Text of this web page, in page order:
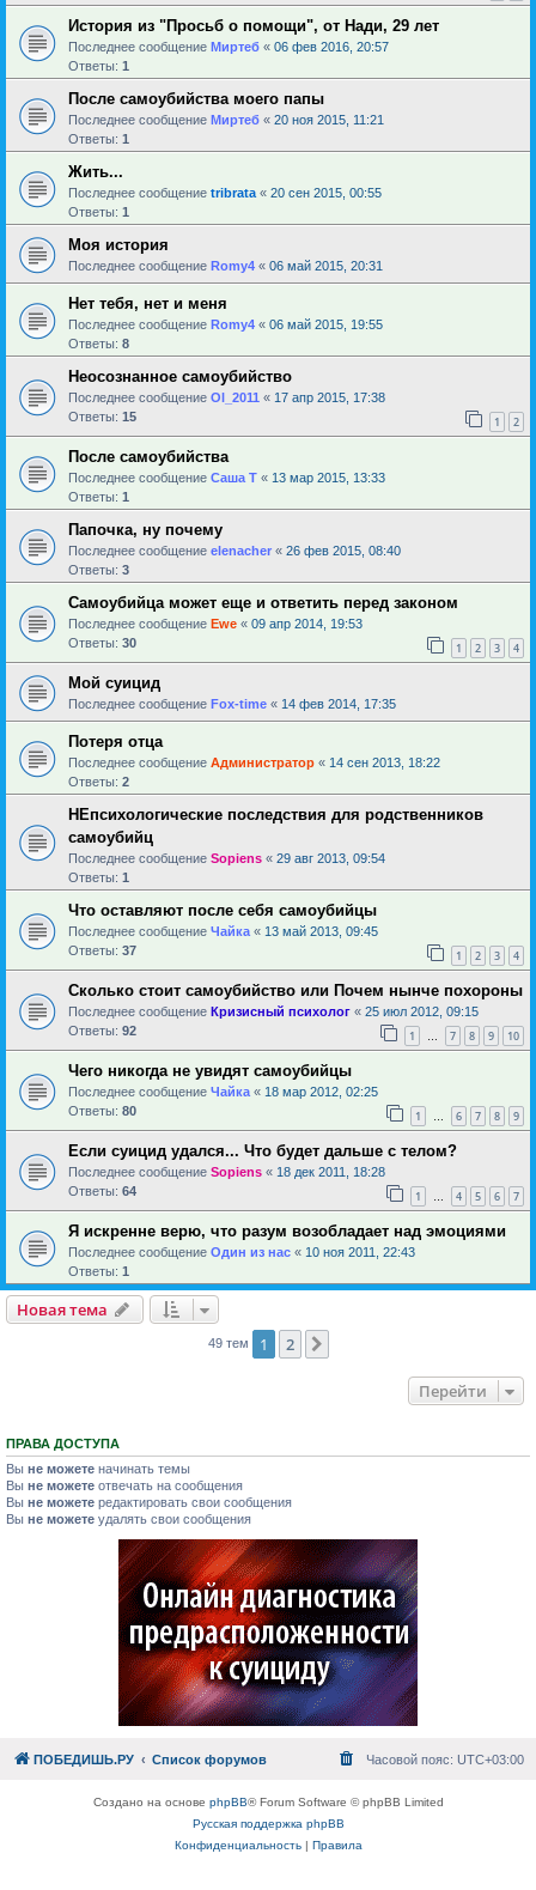
История из "Просьб о помощи", от Нади, 29 лет
Последнее сообщение Миртеб « 06 фев 2016, 20:57
Ответы: 1
После самоубийства моего папы
Последнее сообщение Миртеб « 20 ноя 2015, 11:21
Ответы: 1
Жить...
Последнее сообщение tribrata « 20 сен 2015, 00:55
Ответы: 1
Моя история
Последнее сообщение Romy4 « 06 май 2015, 20:31
Нет тебя, нет и меня
Последнее сообщение Romy4 « 06 май 2015, 19:55
Ответы: 8
Неосознанное самоубийство
Последнее сообщение Ol_2011 « 17 апр 2015, 17:38
Ответы: 15 1 2
После самоубийства
Последнее сообщение Саша Т « 13 мар 2015, 13:33
Ответы: 1
Папочка, ну почему
Последнее сообщение elenacher « 26 фев 2015, 08:40
Ответы: 3
Самоубийца может еще и ответить перед законом
Последнее сообщение Ewe « 09 апр 2014, 19:53
Ответы: 30 1 2 3 4
Мой суицид
Последнее сообщение Fox-time « 14 фев 2014, 17:35
Потеря отца
Последнее сообщение Администратор « 14 сен 2013, 18:22
Ответы: 2
НЕпсихологические последствия для родственников
самоубийц
Последнее сообщение Sopiens « 29 авг 2013, 09:54
Ответы: 1
Что оставляют после себя самоубийцы
Последнее сообщение Чайка « 13 май 2013, 09:45
Ответы: 37 1 2 3 4
Сколько стоит самоубийство или Почем нынче похороны
Последнее сообщение Кризисный психолог « 25 июл 2012, 09:15
Ответы: 92 1 … 7 8 9 10
Чего никогда не увидят самоубийцы
Последнее сообщение Чайка « 18 мар 2012, 02:25
Ответы: 80 1 … 6 7 8 9
Если суицид удался... Что будет дальше с телом?
Последнее сообщение Sopiens « 18 дек 2011, 18:28
Ответы: 64 1 … 4 5 6 7
Я искренне верю, что разум возобладает над эмоциями
Последнее сообщение Один из нас « 10 ноя 2011, 22:43
Ответы: 1
Новая тема
49 тем 1 2
Перейти
ПРАВА ДОСТУПА
Вы не можете начинать темы
Вы не можете отвечать на сообщения
Вы не можете редактировать свои сообщения
Вы не можете удалять свои сообщения
ПОБЕДИШЬ.РУ Список форумов Часовой пояс: UTC+03:00
Создано на основе phpBB® Forum Software © phpBB Limited
Русская поддержка phpBB
Конфиденциальность| Правила